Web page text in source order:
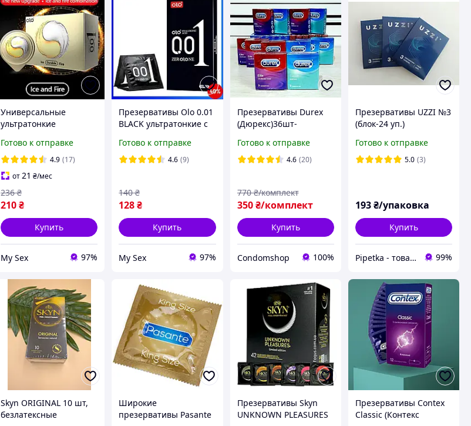
Универсальные
ультратонкие
and Fire" - 10 шт
Готово к отправке
4.9 (17)
от21 ₴/мес
210₴
236 ₴
Купить
My Sex 97%
Презервативы Olo 0.01
BLACK ультратонкие с
10 шт POINTSHOPS
Готово к отправке
4.6 (9)
128₴
140 ₴
Купить
My Sex 97%
Презервативы Durex
(Дюрекс)36шт-
тонкие.Срок годности
до 2027 г.
Готово к отправке
4.6 (20)
350 ₴/комплект
770 ₴/комплект
Купить
Condomshop 100%
Презервативы UZZI №3
(блок-24 уп.)
Готово к отправке
5.0 (3)
193₴/упаковка
Купить
Pipetka - товары медицинского назначения 99%
Skyn ORIGINAL 10 шт,
безлатексные
Широкие
презервативы Pasante
Презервативы Skyn
UNKNOWN PLEASURES
Презервативы Contex
Classic (Контекс